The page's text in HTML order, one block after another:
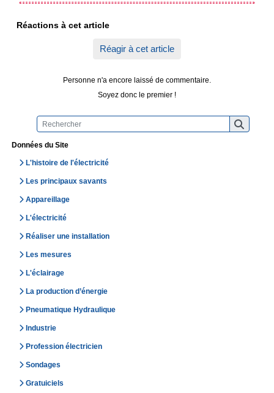
Données du Site
L'histoire de l'électricité
Les principaux savants
Appareillage
L'électricité
Réaliser une installation
Les mesures
L'éclairage
La production d’énergie
Pneumatique Hydraulique
Industrie
Profession électricien
Sondages
Gratuiciels
Réactions à cet article
Réagir à cet article
Personne n'a encore laissé de commentaire.
Soyez donc le premier !